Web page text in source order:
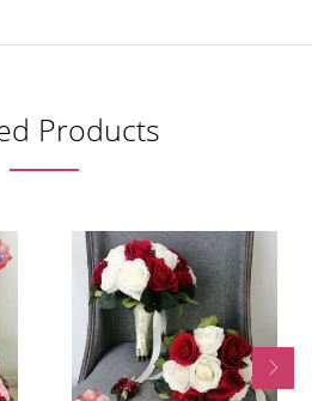
Products